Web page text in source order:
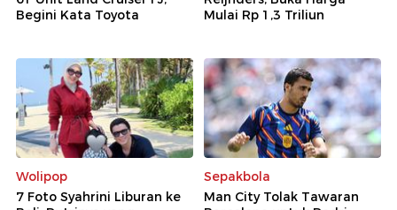
Begini Kata Toyota
Mulai Rp 1,3 Triliun
Wolipop
7 Foto Syahrini Liburan ke
Sepakbola
Man City Tolak Tawaran